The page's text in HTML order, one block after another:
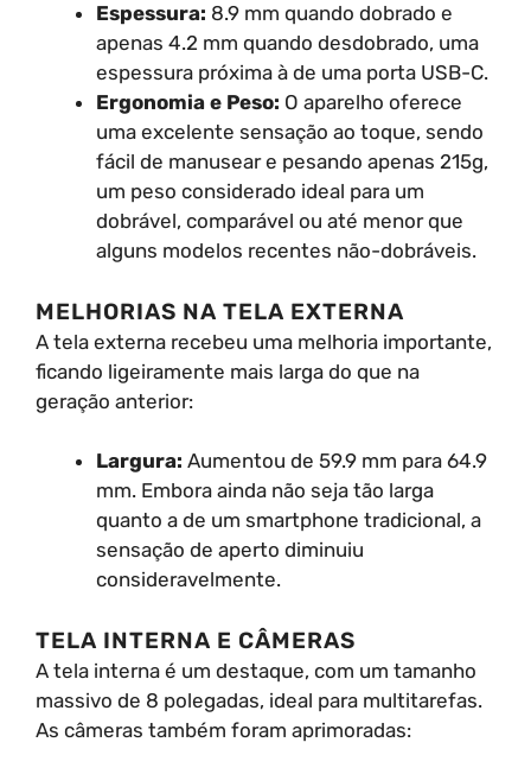
Espessura: 8.9 mm quando dobrado e
apenas 4.2 mm quando desdobrado, uma
espessura próxima à de uma porta USB-C.
Ergonomia e Peso: O aparelho oferece
uma excelente sensação ao toque, sendo
fácil de manusear e pesando apenas 215g,
um peso considerado ideal para um
dobrável, comparável ou até menor que
alguns modelos recentes não-dobráveis.
MELHORIAS NA TELA EXTERNA
A tela externa recebeu uma melhoria importante,
ficando ligeiramente mais larga do que na
geração anterior:
Largura: Aumentou de 59.9 mm para 64.9
mm. Embora ainda não seja tão larga
quanto a de um smartphone tradicional, a
sensação de aperto diminuiu
consideravelmente.
TELA INTERNA E CÂMERAS
A tela interna é um destaque, com um tamanho
massivo de 8 polegadas, ideal para multitarefas.
As câmeras também foram aprimoradas: